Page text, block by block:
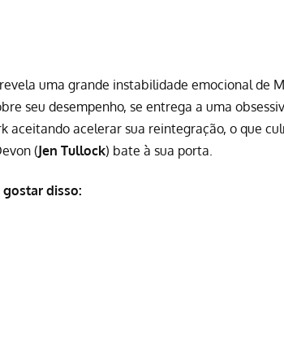
uma grande instabilidade emocional de
seu desempenho, se entrega a uma
aceitando acelerar sua reintegração, o que
(Jen Tullock) bate à sua porta.
disso: